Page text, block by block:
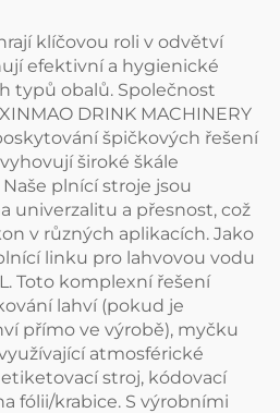
klíčovou roli v odvětví
efektivní a hygienické
typů obalů. Společnost
DRINK MACHINERY
špičkových řešení
široké škále
plnící stroje jsou
univerzalitu a přesnost, což
v různých aplikacích. Jako
linku pro lahvovou vodu
Toto komplexní řešení
lahví (pokud je
přímo ve výrobě), myčku
atmosférické
stroj, kódovací
fólii/krabice. S výrobními